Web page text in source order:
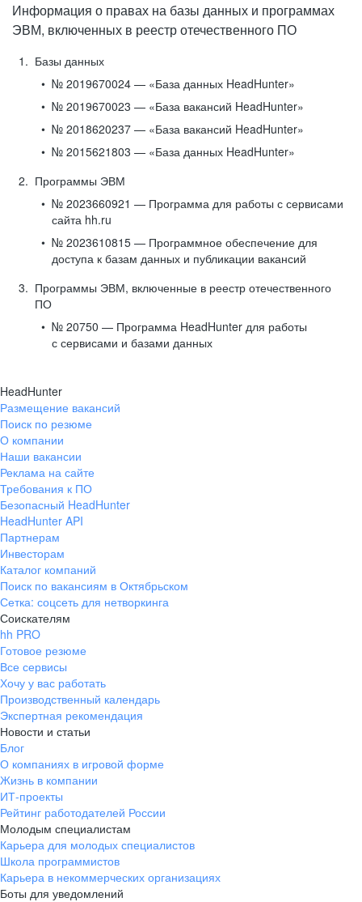
Информация о правах на базы данных и программах
ЭВМ, включенных в реестр отечественного ПО
Базы данных
№ 2019670024 — «База данных HeadHunter»
№ 2019670023 — «База вакансий HeadHunter»
№ 2018620237 — «База вакансий HeadHunter»
№ 2015621803 — «База данных HeadHunter»
Программы ЭВМ
№ 2023660921 — Программа для работы с сервисами
сайта hh.ru
№ 2023610815 — Программное обеспечение для
доступа к базам данных и публикации вакансий
Программы ЭВМ, включенные в реестр отечественного
ПО
№ 20750 — Программа HeadHunter для работы
с сервисами и базами данных
HeadHunter
Размещение вакансий
Поиск по резюме
О компании
Наши вакансии
Реклама на сайте
Требования к ПО
Безопасный HeadHunter
HeadHunter API
Партнерам
Инвесторам
Каталог компаний
Поиск по вакансиям в Октябрьском
Сетка: соцсеть для нетворкинга
Соискателям
hh PRO
Готовое резюме
Все сервисы
Хочу у вас работать
Производственный календарь
Экспертная рекомендация
Новости и статьи
Блог
О компаниях в игровой форме
Жизнь в компании
ИТ-проекты
Рейтинг работодателей России
Молодым специалистам
Карьера для молодых специалистов
Школа программистов
Карьера в некоммерческих организациях
Боты для уведомлений